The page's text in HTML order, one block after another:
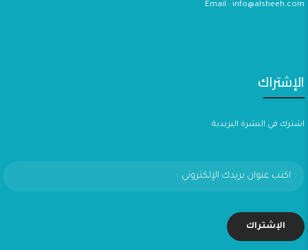
Email : info@alsheeh.com
الإشتراك
اشترك في النشرة البريدية